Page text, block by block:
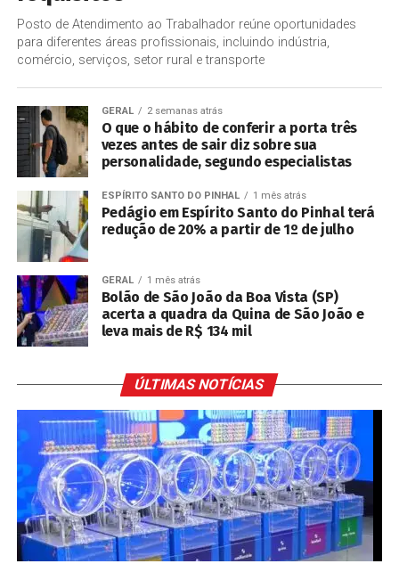
Posto de Atendimento ao Trabalhador reúne oportunidades
para diferentes áreas profissionais, incluindo indústria,
comércio, serviços, setor rural e transporte
GERAL 2 semanas atrás
O que o hábito de conferir a porta três
vezes antes de sair diz sobre sua
personalidade, segundo especialistas
ESPÍRITO SANTO DO PINHAL 1 mês atrás
Pedágio em Espírito Santo do Pinhal terá
redução de 20% a partir de 1º de julho
GERAL 1 mês atrás
Bolão de São João da Boa Vista (SP)
acerta a quadra da Quina de São João e
leva mais de R$ 134 mil
ÚLTIMAS NOTÍCIAS